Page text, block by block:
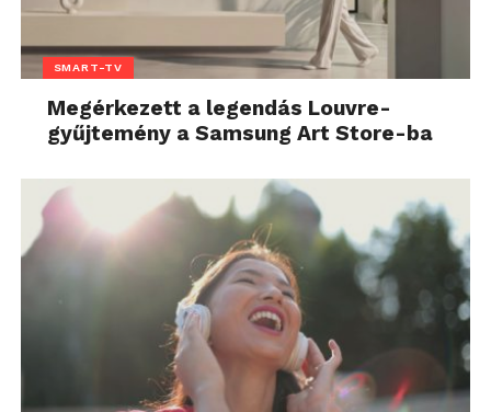
SMART-TV
Megérkezett a legendás Louvre-
gyűjtemény a Samsung Art Store-ba